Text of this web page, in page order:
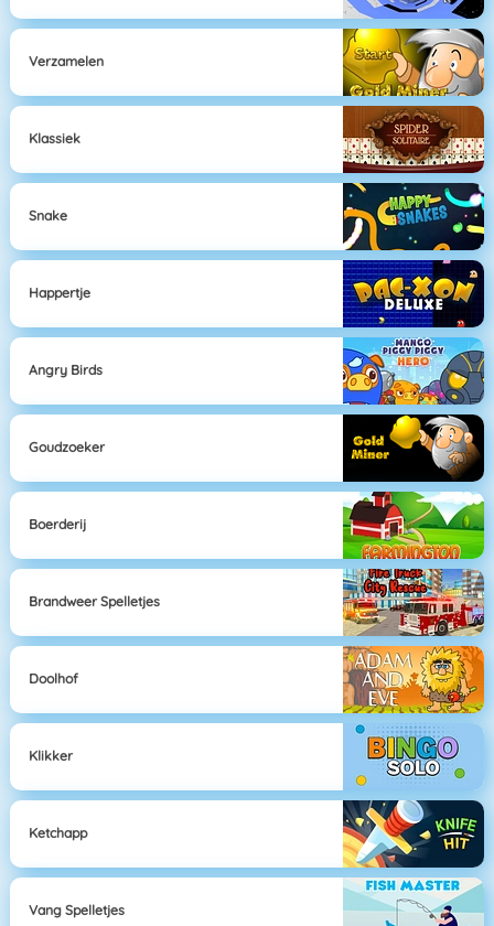
Verzamelen
Klassiek
Snake
Happertje
Angry Birds
Goudzoeker
Boerderij
Brandweer Spelletjes
Doolhof
Klikker
Ketchapp
Vang Spelletjes